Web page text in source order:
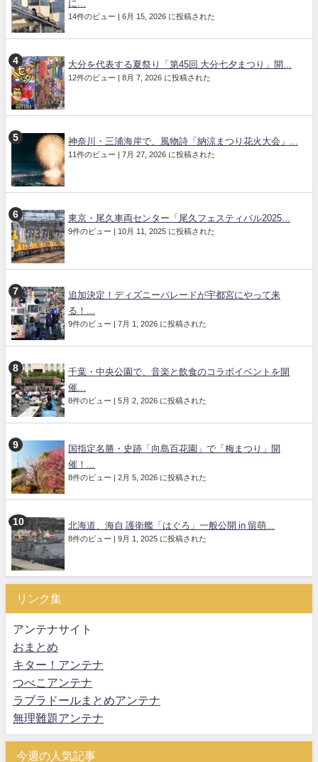
に...
14件のビュー | 6月 15, 2026 に投稿された
大分を代表する夏祭り「第45回 大分七夕まつり」開...
12件のビュー | 8月 7, 2026 に投稿された
神奈川・三浦海岸で、風物詩「納涼まつり花火大会」...
11件のビュー | 7月 27, 2026 に投稿された
東京・尾久車両センター「尾久フェスティバル2025...
9件のビュー | 10月 11, 2025 に投稿された
追加決定！ディズニーパレードが宇都宮にやって来
る！...
9件のビュー | 7月 1, 2026 に投稿された
千葉・中央公園で、音楽と飲食のコラボイベントを開
催...
8件のビュー | 5月 2, 2026 に投稿された
国指定名勝・史跡「向島百花園」で「梅まつり」開
催！...
8件のビュー | 2月 5, 2026 に投稿された
北海道、海自 護衛艦「はぐろ」一般公開 in 留萌...
8件のビュー | 9月 1, 2025 に投稿された
リンク集
アンテナサイト
おまとめ
キター！アンテナ
つべこアンテナ
ラブラドールまとめアンテナ
無理難題アンテナ
今週の人気記事